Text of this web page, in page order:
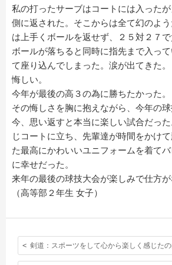
私の打ったサーブはコートには入った
側に返された。そこからは全て幻のよ
は上手くボールを返せず、２５対２７で
ボールが落ちると同時に指先まで入っ
て座り込んでしまった。涙が出てきた。
悔しい。
今年が最後の高３の為に勝ちたかった。
その悔しさを胸に抱えながら、今年の球
今、思い返すと本当に楽しい試合だっ
じコートに立ち、先輩達が時間をかけ
た最高にかわいいユニフォームを着て
に幸せだった。
来年の最後の球技大会が楽しみで仕方が
（高等部２年生 女子）